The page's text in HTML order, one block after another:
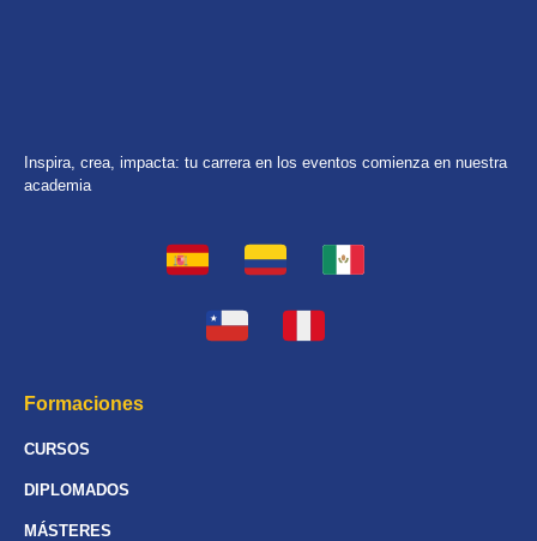
Inspira, crea, impacta: tu carrera en los eventos comienza en nuestra
academia
Formaciones
CURSOS
DIPLOMADOS
MÁSTERES